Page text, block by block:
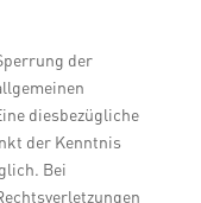
der
diesbezügliche
der Kenntnis
Bei